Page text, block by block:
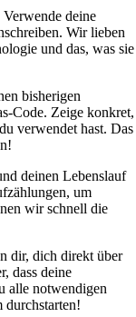
deine
Wir lieben
und das, was sie
bisherigen
Zeige konkret,
verwendet hast. Das
deinen Lebenslauf
um
wir schnell die
dir, dich direkt über
dass deine
alle notwendigen
durchstarten!